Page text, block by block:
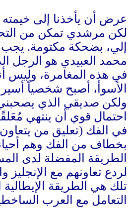
عرض أن يأخذنا إلى خيمته
لكن مرشدي تمكن من
إلي، بضحكة مكتومة. يجب
محمد العبيدي هو الرجل
في هذه المغامرة، وليس
الأسوأ، أصبح شخصياً
ولكن صديقي الذي
احتمال قوي أن ينتهي
في الفك (تعليق من يتعاون
بخطاف من الفك وهم
الطريقة المفضلة لدى
لردع تعاونهم مع الإنجليز
تلك هي الطريقة
التعامل مع العرب